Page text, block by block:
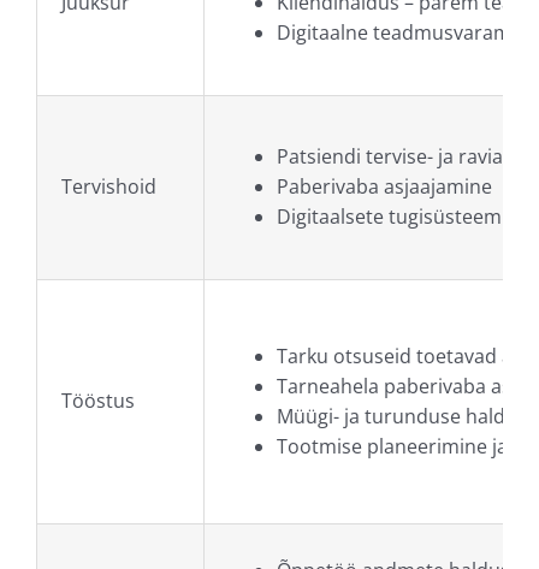
Digitaalne teadmusvaramu
Tervishoid
Patsiendi tervise- ja
Paberivaba asjaajamine
Digitaalsete
Tööstus
Tarku otsuseid toetavad
Tarneahela paberivaba
Müügi- ja turunduse haldus
Tootmise planeerimine ja